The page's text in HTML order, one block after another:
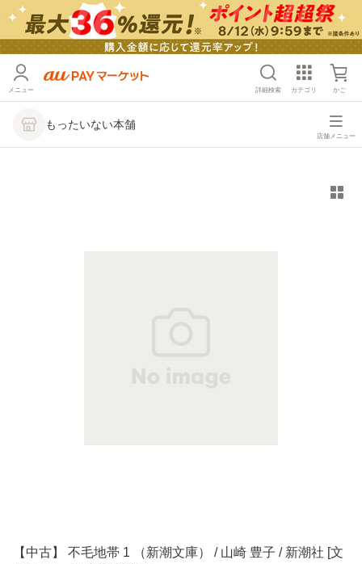
メニュー 詳細検索 カテゴリ かご
もったいない本舗
店舗メニュー
【中古】 不毛地帯 1 （新潮文庫） / 山崎 豊子 / 新潮社 [文